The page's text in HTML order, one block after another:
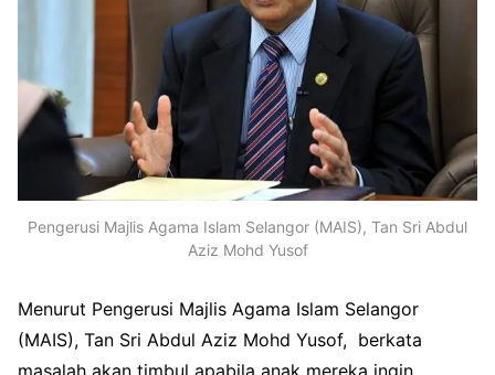
Pengerusi Majlis Agama Islam Selangor (MAIS), Tan Sri Abdul
Aziz Mohd Yusof
Menurut Pengerusi Majlis Agama Islam Selangor
(MAIS), Tan Sri Abdul Aziz Mohd Yusof, berkata